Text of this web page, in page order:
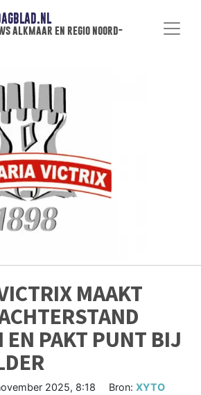
alkmaar en regio noord-
MAAKT
EN PAKT PUNT BIJ
2025, 8:18
Bron:XYTO